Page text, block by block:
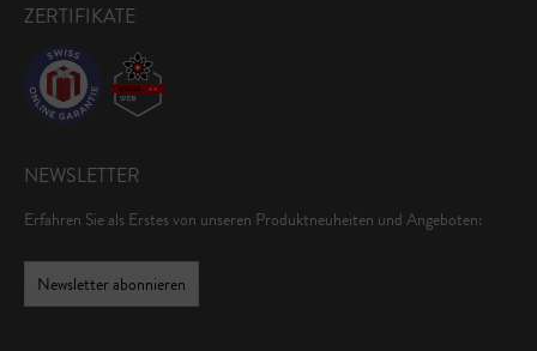
ZERTIFIKATE
NEWSLETTER
Erfahren Sie als Erstes von unseren Produktneuheiten und Angeboten:
Newsletter abonnieren